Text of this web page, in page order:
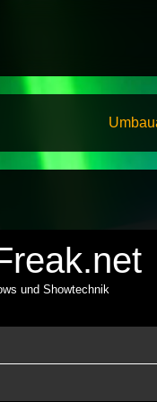
und Showtechnik